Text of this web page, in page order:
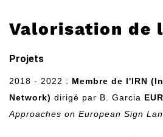
Valorisation de
Projets
2018 - 2022 : Membre de l'IRN
Network) dirigé par B. Garcia
Approaches on European Sign